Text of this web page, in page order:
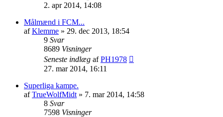
2. apr 2014, 14:08
Målmænd i FCM...
afKlemme » 29. dec 2013, 18:54
9 Svar
8689 Visninger
Seneste indlæg afPH1978
27. mar 2014, 16:11
Superliga kampe.
afTrueWolfMidt » 7. mar 2014, 14:58
8 Svar
7598 Visninger